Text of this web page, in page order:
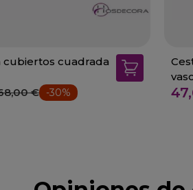
cubiertos cuadrada
€ -30%